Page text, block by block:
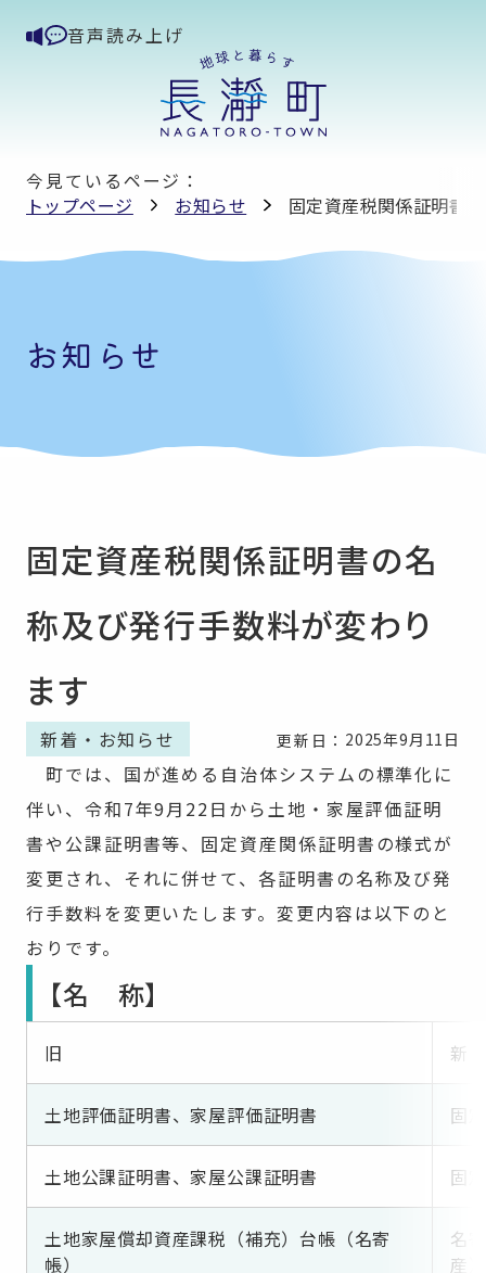
音声読み上げ
今見ているページ：
トップページ
お知らせ 固定資産税関係証明書
お知らせ
固定資産税関係証明書の名
称及び発行手数料が変わり
ます
新着・お知らせ 更新日： 2025年9月11日
町では、国が進める自治体システムの標準化に
伴い、令和7年9月22日から土地・家屋評価証明
書や公課証明書等、固定資産関係証明書の様式が
変更され、それに併せて、各証明書の名称及び発
行手数料を変更いたします。変更内容は以下のと
おりです。
【名 称】
旧 新
土地評価証明書、家屋評価証明書 固
土地公課証明書、家屋公課証明書 固
土地家屋償却資産課税（補充）台帳（名寄
帳）
名
産）